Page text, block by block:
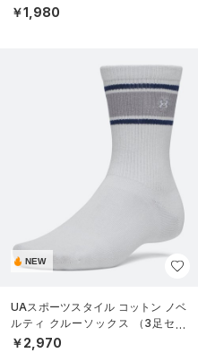
KIDS）
￥1,980
NEW
UAスポーツスタイル コットン ノベ
ルティ クルーソックス （3足セッ
ト）（トレーニング/UNISEX）
￥2,970